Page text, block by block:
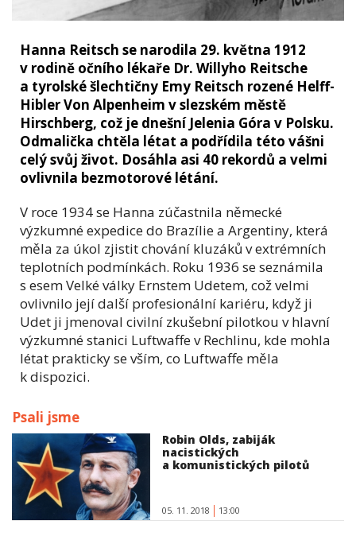
Hanna Reitsch se narodila 29. května 1912
v rodině očního lékaře Dr. Willyho Reitsche
a tyrolské šlechtičny Emy Reitsch rozené Helff-
Hibler Von Alpenheim v slezském městě
Hirschberg, což je dnešní Jelenia Góra v Polsku.
Odmalička chtěla létat a podřídila této vášni
celý svůj život. Dosáhla asi 40 rekordů a velmi
ovlivnila bezmotorové létání.
V roce 1934 se Hanna zúčastnila německé
výzkumné expedice do Brazílie a Argentiny, která
měla za úkol zjistit chování kluzáků v extrémních
teplotních podmínkách. Roku 1936 se seznámila
s esem Velké války Ernstem Udetem, což velmi
ovlivnilo její další profesionální kariéru, když ji
Udet ji jmenoval civilní zkušební pilotkou v hlavní
výzkumné stanici Luftwaffe v Rechlinu, kde mohla
létat prakticky se vším, co Luftwaffe měla
k dispozici.
Psali jsme
Robin Olds, zabiják
nacistických
a komunistických pilotů
05. 11. 2018 13:00